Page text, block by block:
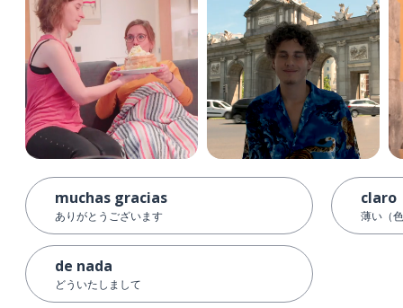
muchas gracias
ありがとうございます
de nada
どういたしまして
claro
薄い（